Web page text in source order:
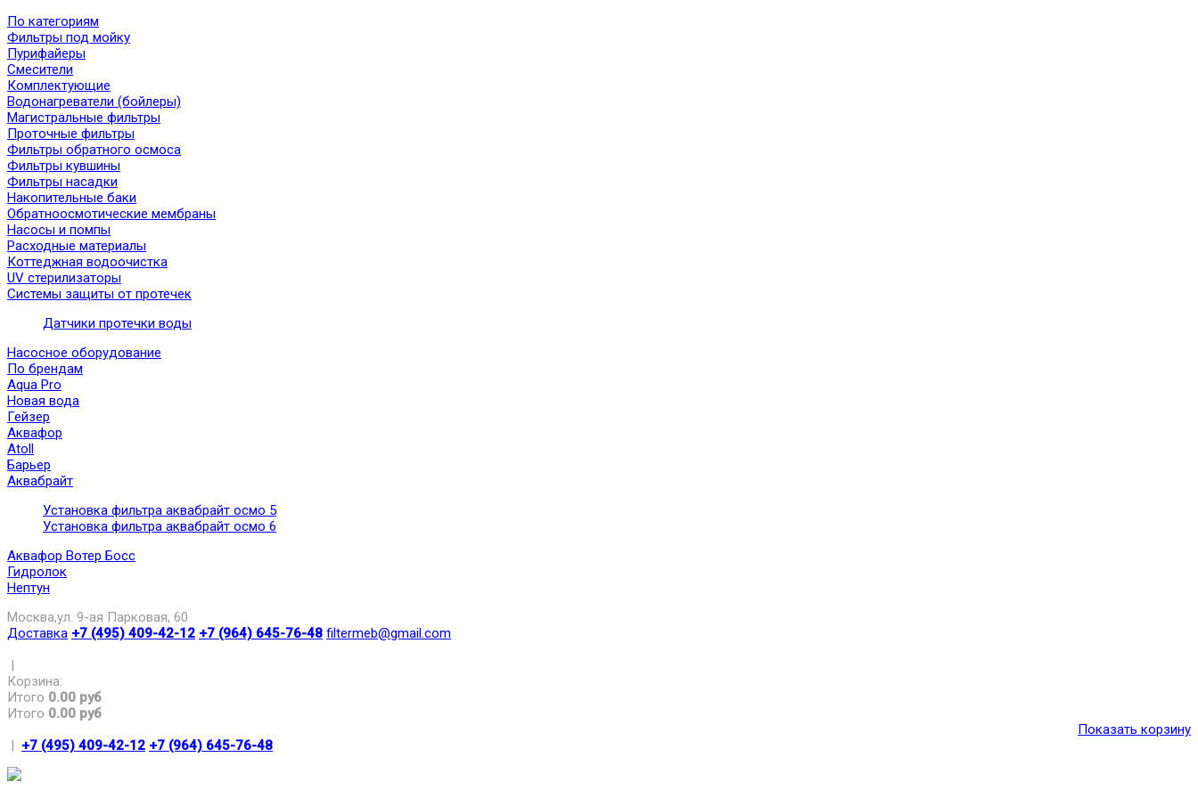
По категориям
Фильтры под мойку
Пурифайеры
Смесители
Комплектующие
Водонагреватели (бойлеры)
Магистральные фильтры
Проточные фильтры
Фильтры обратного осмоса
Фильтры кувшины
Фильтры насадки
Накопительные баки
Обратноосмотические мембраны
Насосы и помпы
Расходные материалы
Коттеджная водоочистка
UV стерилизаторы
Системы защиты от протечек
Датчики протечки воды
Насосное оборудование
По брендам
Aqua Pro
Новая вода
Гейзер
Аквафор
Atoll
Барьер
Аквабрайт
Установка фильтра аквабрайт осмо 5
Установка фильтра аквабрайт осмо 6
Аквафор Вотер Босс
Гидролок
Нептун
Москва,ул. 9-ая Парковая, 60
Доставка +7 (495) 409-42-12 +7 (964) 645-76-48 filtermeb@gmail.com
|
Корзина:
Итого 0.00 руб
Итого 0.00 руб
Показать корзину
| +7 (495) 409-42-12 +7 (964) 645-76-48